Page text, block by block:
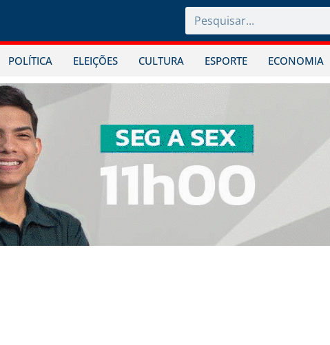
POLÍTICA ELEIÇÕES CULTURA ESPORTE ECONOMIA